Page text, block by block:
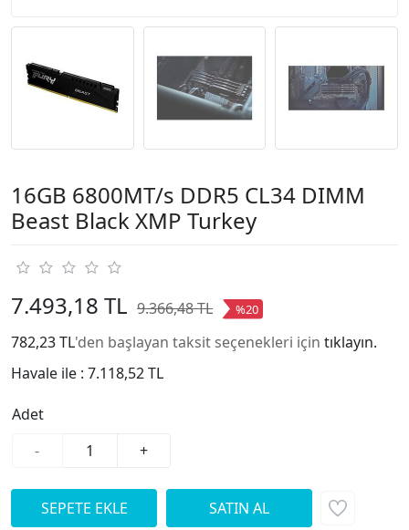
16GB 6800MT/s DDR5 CL34 DIMM
Beast Black XMP Turkey
7.493,18 TL 9.366,48 TL %20
782,23 TL'den başlayan taksit seçenekleri için tıklayın.
Havale ile : 7.118,52 TL
Adet
-
+